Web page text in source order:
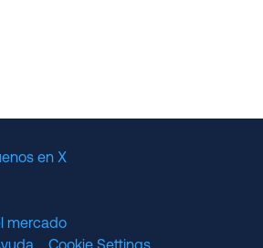
en X
mercado